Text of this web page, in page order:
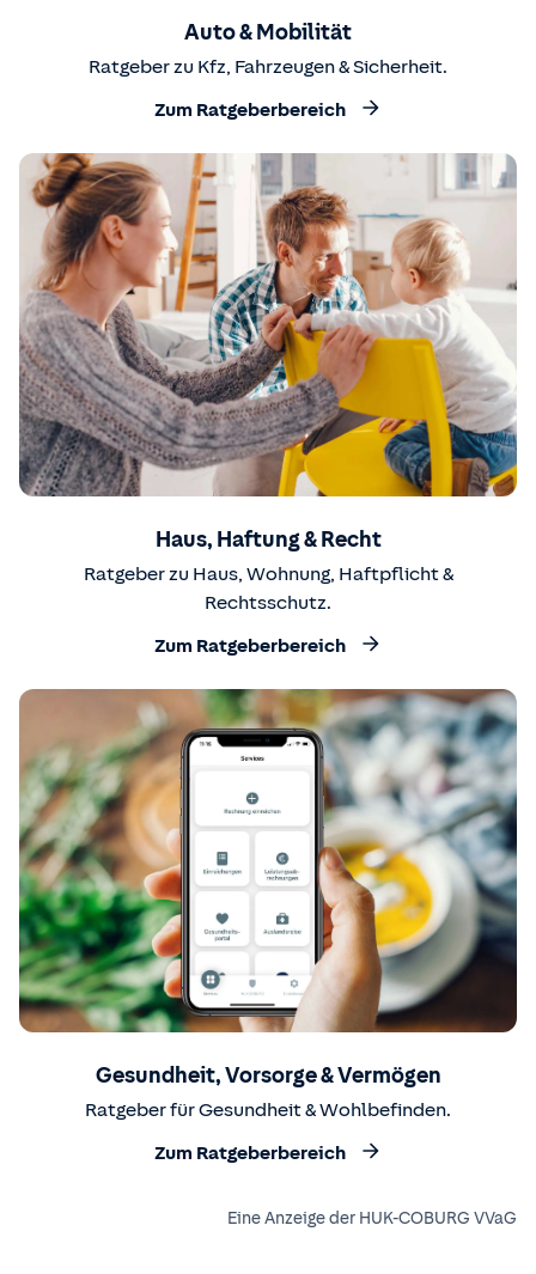
Auto & Mobilität
Ratgeber zu Kfz, Fahrzeugen & Sicherheit.
Zum Ratgeberbereich
Haus, Haftung & Recht
Ratgeber zu Haus, Wohnung, Haftpflicht &
Rechtsschutz.
Zum Ratgeberbereich
Gesundheit, Vorsorge & Vermögen
Ratgeber für Gesundheit & Wohlbefinden.
Zum Ratgeberbereich
Eine Anzeige der HUK-COBURG VVaG